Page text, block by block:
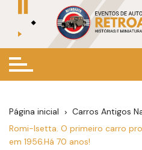
conteúdo
Página inicial
Carros Antigos
Romi-Isetta. O primeiro carro
em 1956.Há 70 anos!